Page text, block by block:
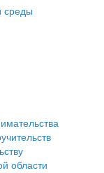
округа
и
среды
области